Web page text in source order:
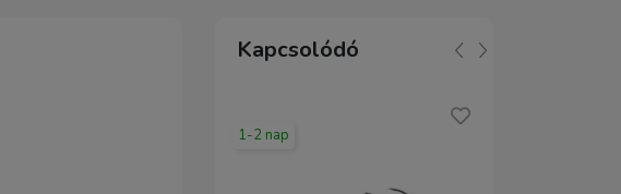
Kapcsolódó
1-2 nap